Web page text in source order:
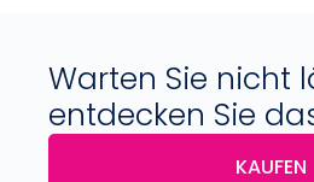
Warten Sie nicht
entdecken Sie
KAUFEN